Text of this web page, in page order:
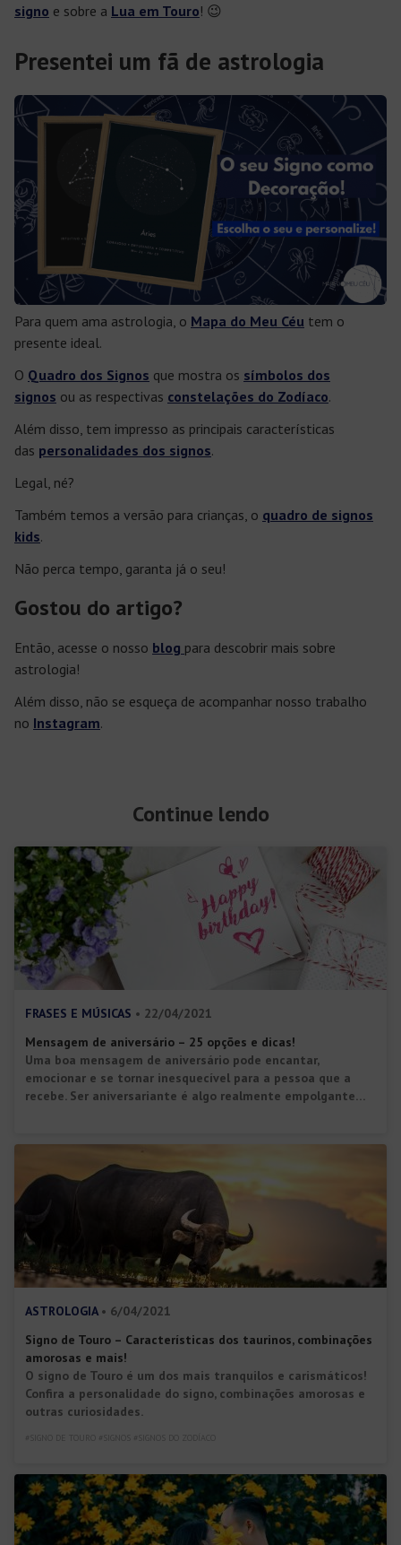
signo e sobre a Lua em Touro! 😉
Presentei um fã de astrologia
Para quem ama astrologia, o Mapa do Meu Céu tem o
presente ideal.
O Quadro dos Signos que mostra os símbolos dos
signos ou as respectivas constelações do Zodíaco.
Além disso, tem impresso as principais características
das personalidades dos signos.
Legal, né?
Também temos a versão para crianças, o quadro de signos
kids.
Não perca tempo, garanta já o seu!
Gostou do artigo?
Então, acesse o nosso blog para descobrir mais sobre
astrologia!
Além disso, não se esqueça de acompanhar nosso trabalho
no Instagram.
Continue lendo
FRASES E MÚSICAS • 22/04/2021
Mensagem de aniversário – 25 opções e dicas!
Uma boa mensagem de aniversário pode encantar,
emocionar e se tornar inesquecível para a pessoa que a
recebe. Ser aniversariante é algo realmente empolgante
aniversário […]
ASTROLOGIA • 6/04/2021
Signo de Touro – Características dos taurinos, combinações
amorosas e mais!
O signo de Touro é um dos mais tranquilos e carismáticos!
Confira a personalidade do signo, combinações amorosas e
outras curiosidades.